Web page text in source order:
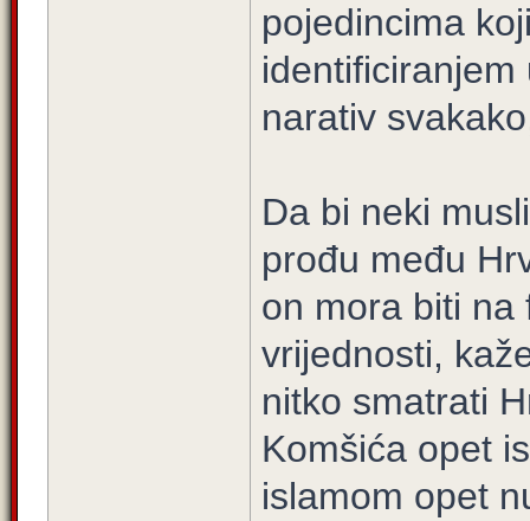
pojedincima
narativ
Da bi neki
prođu među
on mora biti na
vrijednosti,
nitko smatrati
Komšića opet
islamom opet